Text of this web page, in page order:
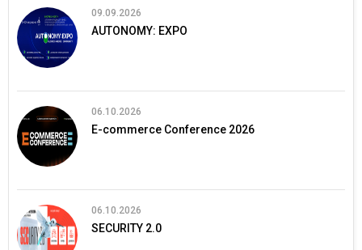
09.09.2026
AUTONOMY: EXPO
06.10.2026
E-commerce Conference 2026
06.10.2026
SECURITY 2.0